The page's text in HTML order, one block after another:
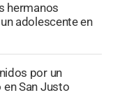
hermanos
adolescente en
por un
San Justo